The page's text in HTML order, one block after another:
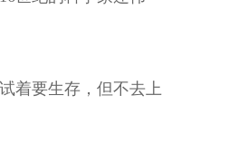
着要生存，但不去上